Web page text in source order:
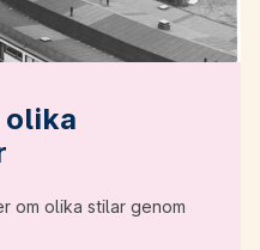
olika
om olika stilar genom